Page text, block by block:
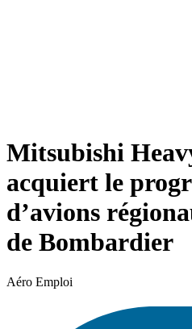
Mitsubishi
acquiert le
d’avions
de Bombardier
Aéro Emploi